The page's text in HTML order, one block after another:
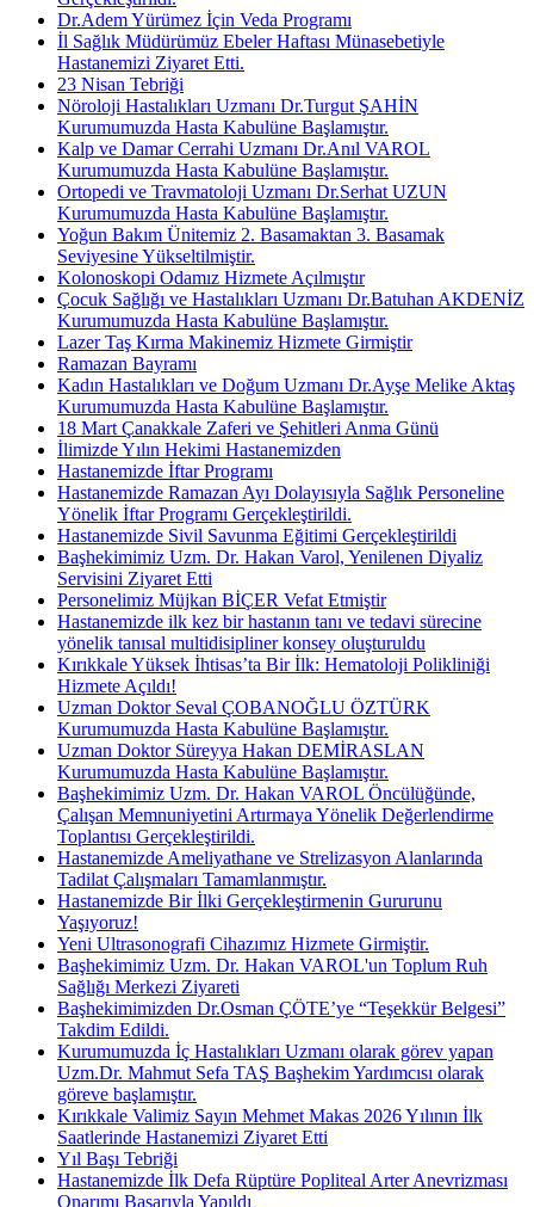
Dr.Adem Yürümez İçin Veda Programı
İl Sağlık Müdürümüz Ebeler Haftası Münasebetiyle
Hastanemizi Ziyaret Etti.
23 Nisan Tebriği
Nöroloji Hastalıkları Uzmanı Dr.Turgut ŞAHİN
Kurumumuzda Hasta Kabulüne Başlamıştır.
Kalp ve Damar Cerrahi Uzmanı Dr.Anıl VAROL
Kurumumuzda Hasta Kabulüne Başlamıştır.
Ortopedi ve Travmatoloji Uzmanı Dr.Serhat UZUN
Kurumumuzda Hasta Kabulüne Başlamıştır.
Yoğun Bakım Ünitemiz 2. Basamaktan 3. Basamak
Seviyesine Yükseltilmiştir.
Kolonoskopi Odamız Hizmete Açılmıştır
Çocuk Sağlığı ve Hastalıkları Uzmanı Dr.Batuhan AKDENİZ
Kurumumuzda Hasta Kabulüne Başlamıştır.
Lazer Taş Kırma Makinemiz Hizmete Girmiştir
Ramazan Bayramı
Kadın Hastalıkları ve Doğum Uzmanı Dr.Ayşe Melike Aktaş
Kurumumuzda Hasta Kabulüne Başlamıştır.
18 Mart Çanakkale Zaferi ve Şehitleri Anma Günü
İlimizde Yılın Hekimi Hastanemizden
Hastanemizde İftar Programı
Hastanemizde Ramazan Ayı Dolayısıyla Sağlık Personeline
Yönelik İftar Programı Gerçekleştirildi.
Hastanemizde Sivil Savunma Eğitimi Gerçekleştirildi
Başhekimimiz Uzm. Dr. Hakan Varol, Yenilenen Diyaliz
Servisini Ziyaret Etti
Personelimiz Müjkan BİÇER Vefat Etmiştir
Hastanemizde ilk kez bir hastanın tanı ve tedavi sürecine
yönelik tanısal multidisipliner konsey oluşturuldu
Kırıkkale Yüksek İhtisas’ta Bir İlk: Hematoloji Polikliniği
Hizmete Açıldı!
Uzman Doktor Seval ÇOBANOĞLU ÖZTÜRK
Kurumumuzda Hasta Kabulüne Başlamıştır.
Uzman Doktor Süreyya Hakan DEMİRASLAN
Kurumumuzda Hasta Kabulüne Başlamıştır.
Başhekimimiz Uzm. Dr. Hakan VAROL Öncülüğünde,
Çalışan Memnuniyetini Artırmaya Yönelik Değerlendirme
Toplantısı Gerçekleştirildi.
Hastanemizde Ameliyathane ve Strelizasyon Alanlarında
Tadilat Çalışmaları Tamamlanmıştır.
Hastanemizde Bir İlki Gerçekleştirmenin Gururunu
Yaşıyoruz!
Yeni Ultrasonografi Cihazımız Hizmete Girmiştir.
Başhekimimiz Uzm. Dr. Hakan VAROL'un Toplum Ruh
Sağlığı Merkezi Ziyareti
Başhekimimizden Dr.Osman ÇÖTE’ye “Teşekkür Belgesi”
Takdim Edildi.
Kurumumuzda İç Hastalıkları Uzmanı olarak görev yapan
Uzm.Dr. Mahmut Sefa TAŞ Başhekim Yardımcısı olarak
göreve başlamıştır.
Kırıkkale Valimiz Sayın Mehmet Makas 2026 Yılının İlk
Saatlerinde Hastanemizi Ziyaret Etti
Yıl Başı Tebriği
Hastanemizde İlk Defa Rüptüre Popliteal Arter Anevrizması
Onarımı Başarıyla Yapıldı